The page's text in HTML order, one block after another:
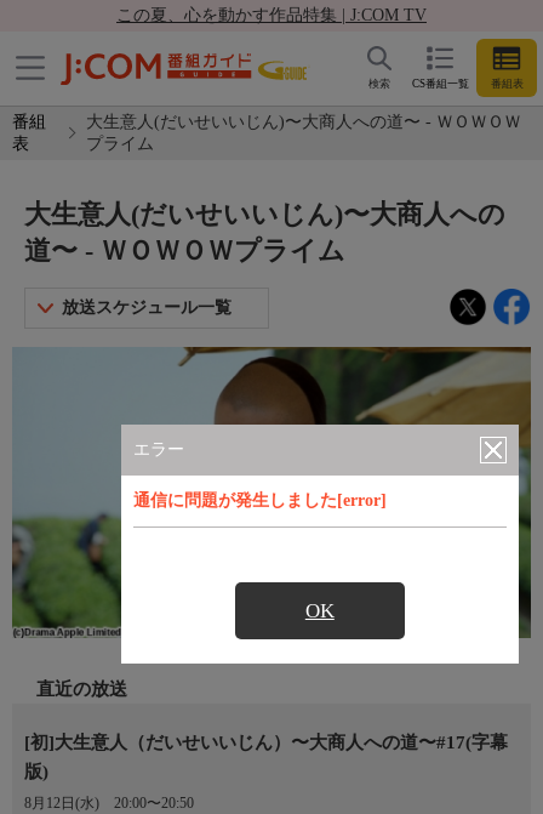
この夏、心を動かす作品特集 | J:COM TV
CS番組一覧 番組表
検索
番組
表
大生意人(だいせいいじん)〜大商人への道〜 - ＷＯＷＯＷ
プライム
エラー
通信に問題が発生しました[error]
OK
大生意人(だいせいいじん)〜大商人への
道〜 - ＷＯＷＯＷプライム
放送スケジュール一覧
直近の放送
[初]大生意人（だいせいいじん）〜大商人への道〜#17(字幕
版)
8月12日(水) 20:00〜20:50